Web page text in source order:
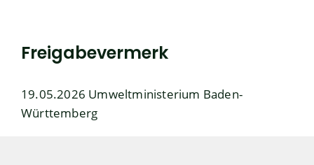
Freigabevermerk
19.05.2026 Umweltministerium Baden-
Württemberg